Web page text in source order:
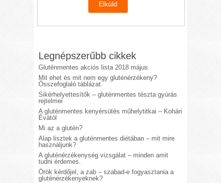
Legnépszerűbb cikkek
Gluténmentes akciós lista 2018 május
Mit ehet és mit nem egy gluténérzékeny?
Összefoglaló táblázat.
Sikérhelyettesítők – gluténmentes tészta gyúrás
rejtelmei
A gluténmentes kenyérsütés műhelytitkai – Kohári
Évától
Mi az a glutén?
Alap lisztek a gluténmentes diétában – mit mire
használjunk?
A gluténérzékenység vizsgálat – minden amit
tudni érdemes.
Örök kérdőjel, a zab – szabad-e fogyasztania a
gluténérzékenyeknek?